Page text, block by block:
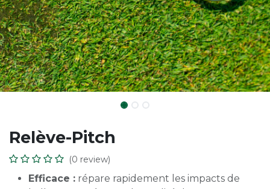
Relève-Pitch
(0 review)
Efficace : répare rapidement les impacts de